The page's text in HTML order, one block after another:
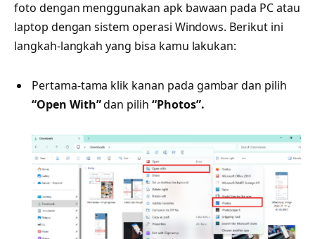
foto dengan menggunakan apk bawaan pada PC atau
laptop dengan sistem operasi Windows. Berikut ini
langkah-langkah yang bisa kamu lakukan:
Pertama-tama klik kanan pada gambar dan pilih
“Open With”dan pilih “Photos”.